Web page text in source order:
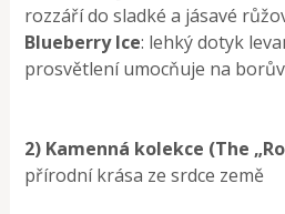
rozzáří do sladké a jásavé
Blueberry Ice: lehký dotyk
prosvětlení umocňuje na
2) Kamenná kolekce (The
přírodní krása ze srdce země